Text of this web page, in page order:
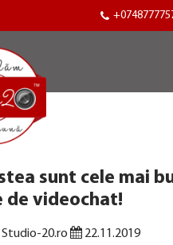
sunt cele mai
de videochat!
20.ro 22.11.2019